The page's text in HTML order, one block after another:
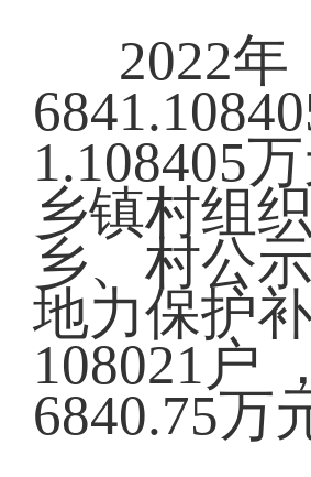
2022
1.108405
乡镇村组
乡、村公
地力保护
108021户
6840.75万